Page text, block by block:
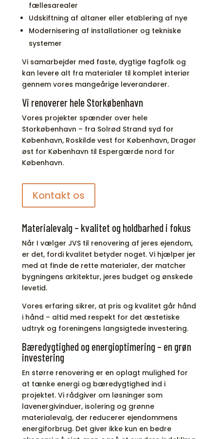
fællesarealer
Udskiftning af altaner eller etablering af nye
Modernisering af installationer og tekniske
systemer
Vi samarbejder med faste, dygtige fagfolk og
kan levere alt fra materialer til komplet interiør
gennem vores mangeårige leverandører.
Vi renoverer hele Storkøbenhavn
Vores projekter spænder over hele
Storkøbenhavn – fra Solrød Strand syd for
København, Roskilde vest for København, Dragør
øst for København til Espergærde nord for
København.
Kontakt os
Materialevalg – kvalitet og holdbarhed i fokus
Når I vælger JVS til renovering af jeres ejendom,
er det, fordi kvalitet betyder noget. Vi hjælper jer
med at finde de rette materialer, der matcher
bygningens arkitektur, jeres budget og ønskede
levetid.
Vores erfaring sikrer, at pris og kvalitet går hånd
i hånd – altid med respekt for det æstetiske
udtryk og foreningens langsigtede investering.
Bæredygtighed og energioptimering – en grøn
investering
En større renovering er en oplagt mulighed for
at tænke energi og bæredygtighed ind i
projektet. Vi rådgiver om løsninger som
lavenergivinduer, isolering og grønne
materialevalg, der reducerer ejendommens
energiforbrug. Det giver ikke kun en bedre